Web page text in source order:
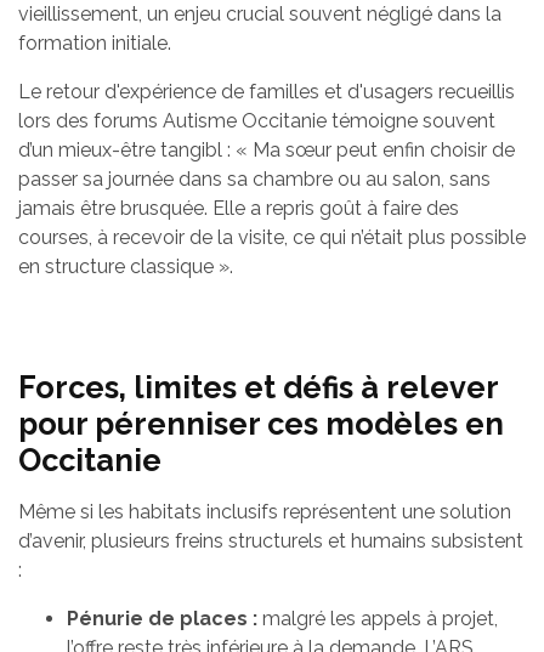
vieillissement, un enjeu crucial souvent négligé dans la
formation initiale.
Le retour d'expérience de familles et d'usagers recueillis
lors des forums Autisme Occitanie témoigne souvent
d’un mieux-être tangibl : « Ma sœur peut enfin choisir de
passer sa journée dans sa chambre ou au salon, sans
jamais être brusquée. Elle a repris goût à faire des
courses, à recevoir de la visite, ce qui n’était plus possible
en structure classique ».
Forces, limites et défis à relever
pour pérenniser ces modèles en
Occitanie
Même si les habitats inclusifs représentent une solution
d’avenir, plusieurs freins structurels et humains subsistent
:
Pénurie de places : malgré les appels à projet,